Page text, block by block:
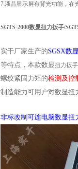
7.液晶显示屏有背光功能，在
SGTS-2000数显扭力扳手/
实干厂家生产的SGSX数
等特点，本款数显扭力扳手
螺纹紧固力矩的检测及控
制造能力可用户对数显扭
非标改制可连电脑数显扭